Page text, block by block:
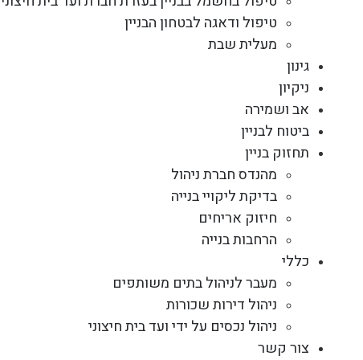
טיפול ודאגה לבטחון הבניין
מעלית שבת
גינון
ניקיון
אב ושמירה
ביטוח לבניין
תחזוק בניין
מהנדס חברת ניהול
בדיקת ליקויי בנייה
חיזוק אריחים
הרחבות בנייה
כללי
מעבר לניהול בתים משותפים
ניהול דירות שכורות
ניהול נכסים על ידי ועד בית חיצוני
צור קשר